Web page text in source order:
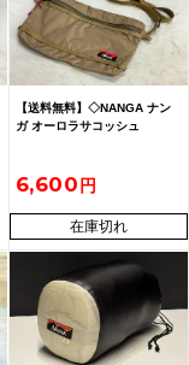
【送料無料】◇NANGA ナン
ガ オーロラサコッシュ
6,600
在庫切れ